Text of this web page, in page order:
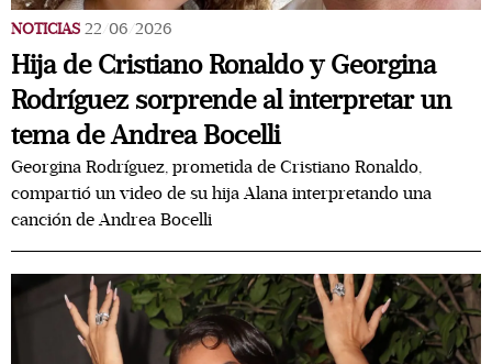
NOTICIAS 22/06/2026
Hija de Cristiano Ronaldo y Georgina
Rodríguez sorprende al interpretar un
tema de Andrea Bocelli
Georgina Rodríguez, prometida de Cristiano Ronaldo,
compartió un video de su hija Alana interpretando una
canción de Andrea Bocelli